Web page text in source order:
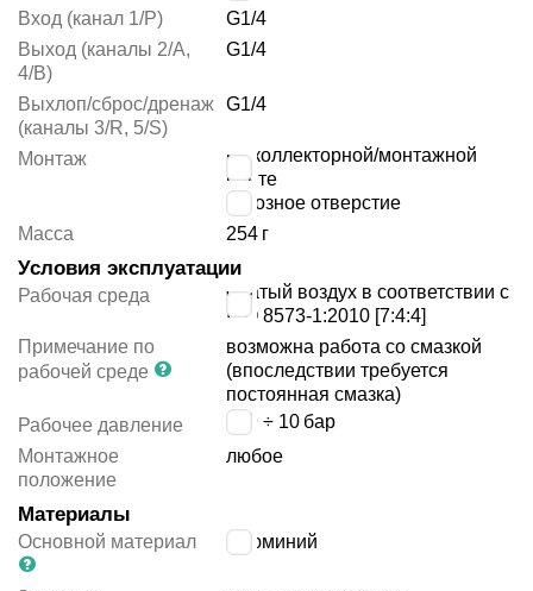
Вход (канал 1/P)
G1/4
Выход (каналы 2/A,
4/B)
G1/4
Выхлоп/сброс/дренаж
(каналы 3/R, 5/S)
G1/4
Монтаж
на коллекторной/монтажной
плите
сквозное отверстие
Масса
254 г
Условия эксплуатации
Рабочая среда
сжатый воздух в соответствии с
ISO 8573-1:2010 [7:4:4]
Примечание по
рабочей среде
возможна работа со смазкой
(впоследствии требуется
постоянная смазка)
Рабочее давление
-0.9 ÷ 10 бар
Монтажное
положение
любое
Материалы
Основной материал алюминий